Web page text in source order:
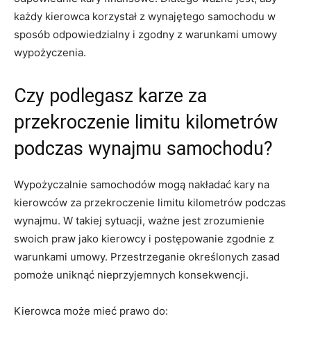
każdy‌ kierowca korzystał z wynajętego samochodu‌ w⁢
sposób odpowiedzialny i zgodny z warunkami umowy ​
wypożyczenia.
Czy podlegasz karze za
przekroczenie limitu kilometrów
podczas ⁢wynajmu samochodu?
Wypożyczalnie samochodów ​mogą nakładać kary na
kierowców za przekroczenie ​limitu kilometrów podczas
wynajmu. W⁤ takiej ​sytuacji,‍ ważne⁣ jest zrozumienie
swoich praw jako⁢ kierowcy i postępowanie zgodnie z
warunkami umowy. Przestrzeganie określonych zasad
pomoże uniknąć nieprzyjemnych konsekwencji.
Kierowca może mieć‌ prawo do: